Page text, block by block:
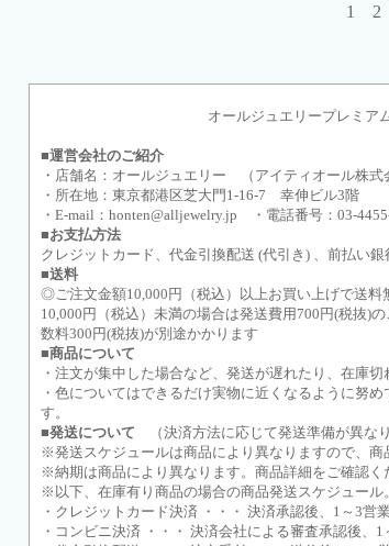
1
2
オールジュエリープレミア
■運営会社のご紹介
・店舗名：オールジュエリー （アイティオール株式
・所在地：東京都港区芝大門1-16-7 幸伸ビル3階
・E-mail：honten@alljewelry.jp ・電話番号：03-
■お支払方法
クレジットカード、代金引換配送 (代引き) 、前払い銀
■送料
◎ご注文金額10,000円（税込）以上お買い上げで送料
10,000円（税込）未満の場合は発送費用700円(税抜)
数料300円(税抜)が別途かかります
■商品について
・注文が集中した場合など、発送が遅れたり、在庫
・色についてはできるだけ実物に近くなるように努
す。
■発送について （決済方法に応じて発送準備が異なり
※発送スケジュールは商品により異なりますので、商
※納期は商品により異なります。商品詳細をご確認く
※以下、在庫有り商品の場合の商品発送スケジュール
・クレジットカード決済 ・・・ 決済承認後、1～3営
・コンビニ決済 ・・・ 決済会社による審査承認後、1